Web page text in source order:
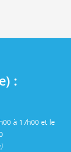
:
à 17h00 et le